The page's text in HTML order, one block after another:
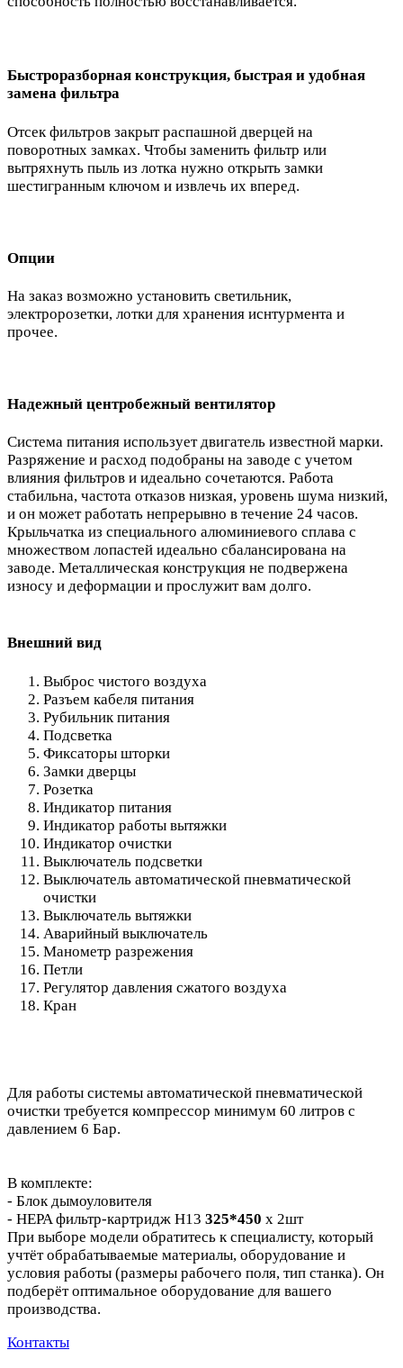
Быстроразборная конструкция, быстрая и удобная
замена фильтра
Отсек фильтров закрыт распашной дверцей на
поворотных замках. Чтобы заменить фильтр или
вытряхнуть пыль из лотка нужно открыть замки
шестигранным ключом и извлечь их вперед.
Опции
На заказ возможно установить светильник,
электророзетки, лотки для хранения иснтурмента и
прочее.
Надежный центробежный вентилятор
Система питания использует двигатель известной марки.
Разряжение и расход подобраны на заводе с учетом
влияния фильтров и идеально сочетаются. Работа
стабильна, частота отказов низкая, уровень шума низкий,
и он может работать непрерывно в течение 24 часов.
Крыльчатка из специального алюминиевого сплава с
множеством лопастей идеально сбалансирована на
заводе. Металлическая конструкция не подвержена
износу и деформации и прослужит вам долго.
Внешний вид
Выброс чистого воздуха
Разъем кабеля питания
Рубильник питания
Подсветка
Фиксаторы шторки
Замки дверцы
Розетка
Индикатор питания
Индикатор работы вытяжки
Индикатор очистки
Выключатель подсветки
Выключатель автоматической пневматической
очистки
Выключатель вытяжки
Аварийный выключатель
Манометр разрежения
Петли
Регулятор давления сжатого воздуха
Кран
Для работы системы автоматической пневматической
очистки требуется компрессор минимум 60 литров с
давлением 6 Бар.
В комплекте:
- Блок дымоуловителя
- HEPA фильтр-картридж H13 325*450 х 2шт
При выборе модели обратитесь к специалисту, который
учтёт обрабатываемые материалы, оборудование и
условия работы (размеры рабочего поля, тип станка). Он
подберёт оптимальное оборудование для вашего
производства.
Контакты